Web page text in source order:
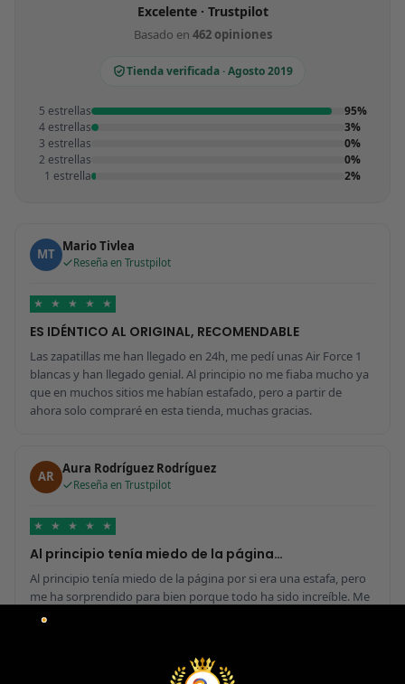
Excelente · Trustpilot
Basado en 462 opiniones
Tienda verificada · Agosto 2019
5 estrellas
95%
4 estrellas
3%
3 estrellas
0%
2 estrellas
0%
1 estrella
2%
MT Mario Tivlea
Reseña en Trustpilot
★ ★ ★ ★ ★
ES IDÉNTICO AL ORIGINAL, RECOMENDABLE
Las zapatillas me han llegado en 24h, me pedí unas Air Force 1
blancas y han llegado genial. Al principio no me fiaba mucho ya
que en muchos sitios me habían estafado, pero a partir de
ahora solo compraré en esta tienda, muchas gracias.
AR Aura Rodríguez Rodríguez
Reseña en Trustpilot
★ ★ ★ ★ ★
Al principio tenía miedo de la página…
Al principio tenía miedo de la página por si era una estafa, pero
me ha sorprendido para bien porque todo ha sido increíble. Me
he comprado 2 pares y no sabría decir cuál tiene mejor calidad,